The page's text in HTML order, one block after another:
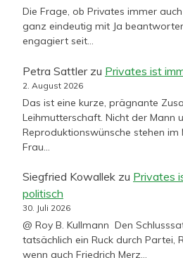
Die Frage, ob Privates immer
ganz eindeutig mit Ja
engagiert seit…
Petra Sattlerzu Privates ist
2. August 2026
Das ist eine kurze, prägnante
Leihmutterschaft. Nicht der Mann
Reproduktionswünsche stehen
Frau…
Siegfried Kowallek zu Privates
politisch
30. Juli 2026
@ Roy B. Kullmann Den
tatsächlich ein Ruck durch Partei,
wenn auch Friedrich Merz…